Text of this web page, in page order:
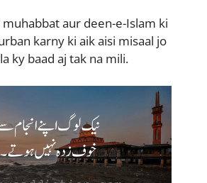
muhabbat aur deen-e-Islam ki
karny ki aik aisi misaal jo
ky baad aj tak na mili.